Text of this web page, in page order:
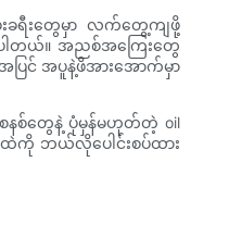
ခရီးတွေမှာ လက်တွေ့ကျဖို့
ပါတယ်။ အညစ်အကြေးတွေ
ြင် အပူနဲ့ဖိအားအောက်မှာ
စနစ်တွေနဲ့ ပုံမှန်မဟုတ်တဲ့ oil
ထဲကို ဘယ်လိုပေါင်းစပ်ထား